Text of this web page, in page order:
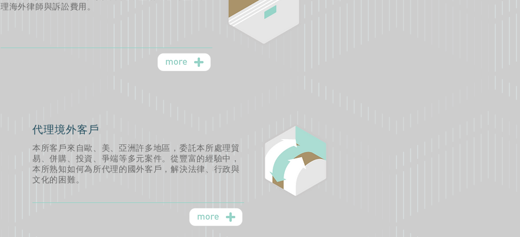
理海外律師與訴訟費用。
代理境外客戶
本所客戶來自歐、美、亞洲許多地區，委託本所處理貿
易、併購、投資、爭端等多元案件。從豐富的經驗中，
本所熟知如何為所代理的國外客戶，解決法律、行政與
文化的困難。